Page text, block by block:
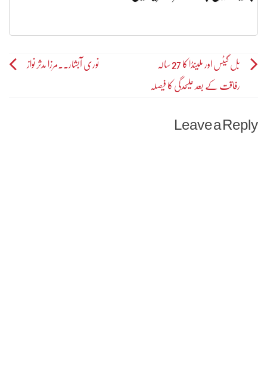
Post
navigation
بل گیٹس اور ملینڈا کا 27 سالہ
رفاقت کے بعد علیحدگی کا فیصلہ
نوری آبشار۔۔مرزا مدثر نواز
Leave a Reply